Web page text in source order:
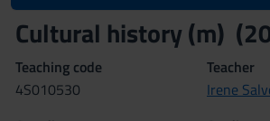
Cultural history (m)
Teaching code
4S010530
Teacher
Irene